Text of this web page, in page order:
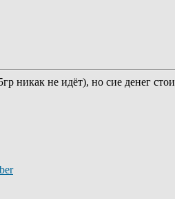
никак не идёт), но сие денег